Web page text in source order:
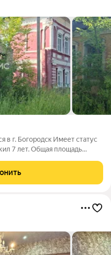
в г. Богородск Имеет статус
7 лет. Общая площадь
вид Все коммуникации